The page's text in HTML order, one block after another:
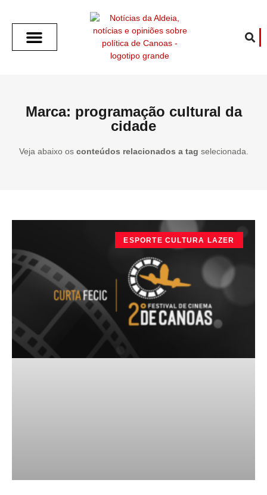
Marca: programação cultural da
cidade
Veja abaixo os conteúdos relacionados a tag selecionada.
ESPORTE CULTURA LAZER